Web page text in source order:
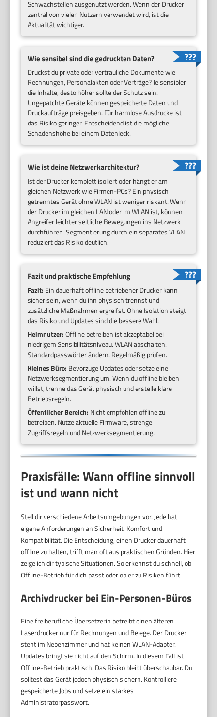
Schwachstellen ausgenutzt werden. Wenn der Drucker
zentral von vielen Nutzern verwendet wird, ist die
Aktualität wichtiger.
Wie sensibel sind die gedruckten Daten?
Druckst du private oder vertrauliche Dokumente wie
Rechnungen, Personalakten oder Verträge? Je sensibler
die Inhalte, desto höher sollte der Schutz sein.
Ungepatchte Geräte können gespeicherte Daten und
Druckaufträge preisgeben. Für harmlose Ausdrucke ist
das Risiko geringer. Entscheidend ist die mögliche
Schadenshöhe bei einem Datenleck.
Wie ist deine Netzwerkarchitektur?
Ist der Drucker komplett isoliert oder hängt er am
gleichen Netzwerk wie Firmen-PCs? Ein physisch
getrenntes Gerät ohne WLAN ist weniger riskant. Wenn
der Drucker im gleichen LAN oder im WLAN ist, können
Angreifer leichter seitliche Bewegungen ins Netzwerk
durchführen. Segmentierung durch ein separates VLAN
reduziert das Risiko deutlich.
Fazit und praktische Empfehlung
Fazit: Ein dauerhaft offline betriebener Drucker kann
sicher sein, wenn du ihn physisch trennst und
zusätzliche Maßnahmen ergreifst. Ohne Isolation steigt
das Risiko und Updates sind die bessere Wahl.
Heimnutzer:Offline betreiben ist akzeptabel bei
niedrigem Sensibilitätsniveau. WLAN abschalten.
Standardpasswörter ändern. Regelmäßig prüfen.
Kleines Büro: Bevorzuge Updates oder setze eine
Netzwerksegmentierung um. Wenn du offline bleiben
willst, trenne das Gerät physisch und erstelle klare
Betriebsregeln.
Öffentlicher Bereich: Nicht empfohlen offline zu
betreiben. Nutze aktuelle Firmware, strenge
Zugriffsregeln und Netzwerksegmentierung.
Praxisfälle: Wann offline sinnvoll
ist und wann nicht
Stell dir verschiedene Arbeitsumgebungen vor. Jede hat
eigene Anforderungen an Sicherheit, Komfort und
Kompatibilität. Die Entscheidung, einen Drucker dauerhaft
offline zu halten, trifft man oft aus praktischen Gründen. Hier
zeige ich dir typische Situationen. So erkennst du schnell, ob
Offline-Betrieb für dich passt oder ob er zu Risiken führt.
Archivdrucker bei Ein-Personen-Büros
Eine freiberufliche Übersetzerin betreibt einen älteren
Laserdrucker nur für Rechnungen und Belege. Der Drucker
steht im Nebenzimmer und hat keinen WLAN-Adapter.
Updates bringt sie nicht auf den Schirm. In diesem Fall ist
Offline-Betrieb praktisch. Das Risiko bleibt überschaubar. Du
solltest das Gerät jedoch physisch sichern. Kontrolliere
gespeicherte Jobs und setze ein starkes
Administratorpasswort.